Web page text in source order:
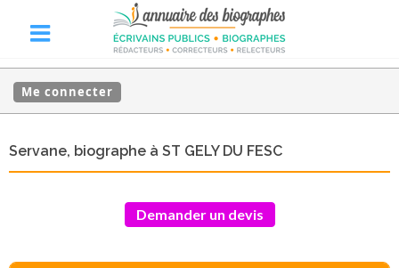
Me connecter
Servane, biographe à ST GELY DU FESC
Demander un devis